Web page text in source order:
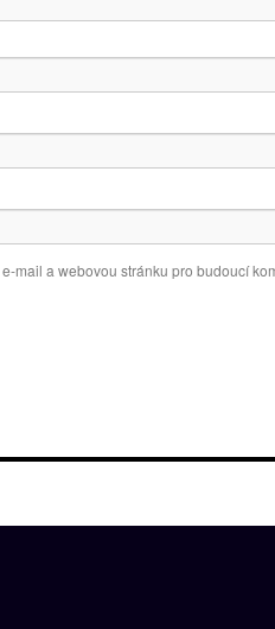
mail a webovou stránku pro budoucí